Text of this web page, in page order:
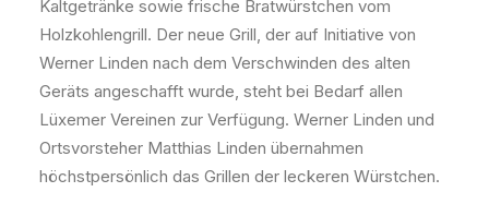
Kaltgetränke sowie frische Bratwürstchen vom
Holzkohlengrill. Der neue Grill, der auf Initiative von
Werner Linden nach dem Verschwinden des alten
Geräts angeschafft wurde, steht bei Bedarf allen
Lüxemer Vereinen zur Verfügung. Werner Linden und
Ortsvorsteher Matthias Linden übernahmen
höchstpersönlich das Grillen der leckeren Würstchen.